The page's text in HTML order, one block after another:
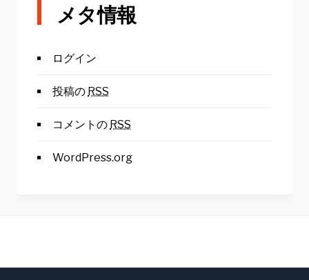
メタ情報
ログイン
投稿の RSS
コメントの RSS
WordPress.org